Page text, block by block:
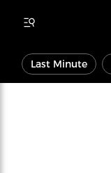
Last Minute